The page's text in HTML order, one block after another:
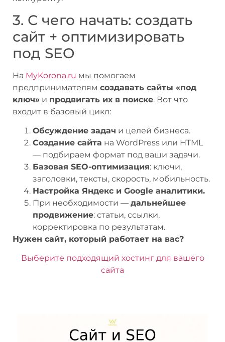
3. С чего начать: создать
сайт + оптимизировать
под SEO
На MyKorona.ru мы помогаем
предпринимателям создавать сайты «под
ключ» и продвигать их в поиске. Вот что
входит в базовый цикл:
Обсуждение задач и целей бизнеса.
Создание сайта на WordPress или HTML
— подбираем формат под ваши задачи.
Базовая SEO-оптимизация: ключи,
заголовки, тексты, скорость, мобильность.
Настройка Яндекс и Google аналитики.
При необходимости — дальнейшее
продвижение: статьи, ссылки,
корректировка по результатам.
Нужен сайт, который работает на вас?
Выберите подходящий хостинг для вашего
сайта